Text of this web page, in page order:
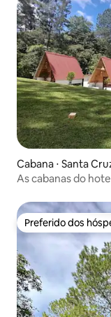
Cabana ⋅ Santa
As cabanas do
Preferido dos
Preferido dos